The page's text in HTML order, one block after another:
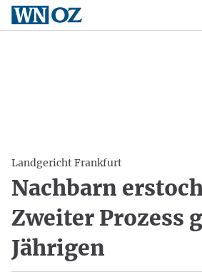
Landgericht Frankfurt
Nachbarn
Zweiter Prozess
Jährigen